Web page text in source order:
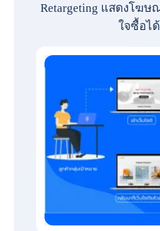
Retargeting แสดงโฆษ
ใจซื้อไ